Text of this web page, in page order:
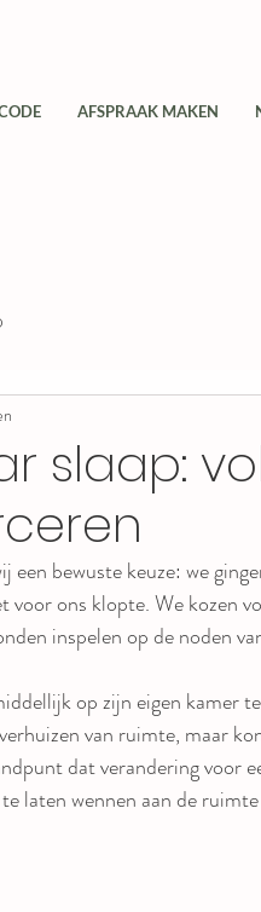
AFSPRAAK MAKEN
slaap:
bewuste keuze: we
voor ons klopte. We kozen
inspelen op de noden
op zijn eigen kamer
van ruimte, maar
dat verandering voor
laten wennen aan de